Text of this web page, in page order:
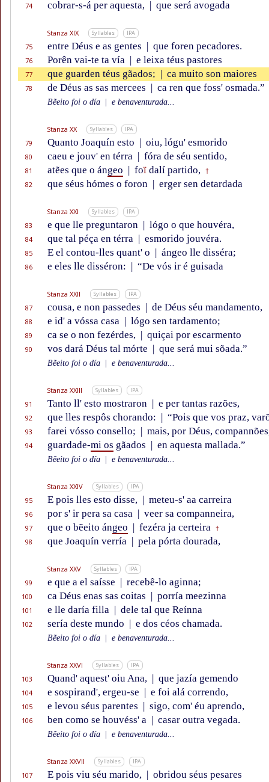
74 cobrar-s-á per aquesta, | que será avogada
Stanza XIX Syllables IPA
75 entre Déus e as gentes | que foren pecadores.
76 Porên vai-te ta vía | e leixa téus pastores
77 que guarden téus gãados; | ca muito son maiores
78 de Déus as sas mercees | ca ren que foss' osmada.”
Bẽeito foi o día e benaventurada...
Stanza XX Syllables IPA
79 Quanto Joaquín esto | oiu, lógu' esmorido
80 caeu e jouv' en térra | fóra de séu sentido,
81 atẽes que o ángeo | foï dalí partido, †
82 que séus hómes o foron | erger sen detardada
Stanza XXI Syllables IPA
83 e que lle preguntaron | lógo o que houvéra,
84 que tal péça en térra | esmorido jouvéra.
85 E el contou-lles quant' o | ángeo lle disséra;
86 e eles lle disséron: | “De vós ir é guisada
Stanza XXII Syllables IPA
87 cousa, e non passedes | de Déus séu mandamento,
88 e id' a vóssa casa | lógo sen tardamento;
89 ca se o non fezérdes, | quiçai por escarmento
90 vos dará Déus tal mórte | que será mui sõada.”
Bẽeito foi o día e benaventurada...
Stanza XXIII Syllables IPA
91 Tanto ll' esto mostraron | e per tantas razões,
92 que lles respôs chorando: | “Pois que vos praz,
93 farei vósso consello; | mais, por Déus,
94 guardade-mi os gãados | en aquesta mallada.”
Bẽeito foi o día e benaventurada...
Stanza XXIV Syllables IPA
95 E pois lles esto disse, | meteu-s' aa carreira
96 por s' ir pera sa casa | veer sa companneira,
97 que o bẽeito ángeo | fezéra ja certeira †
98 que Joaquín verría | pela pórta dourada,
Stanza XXV Syllables IPA
99 e que a el saísse | recebê-lo aginna;
100 ca Déus enas sas coitas | porría meezinna
101 e lle daría filla | dele tal que Reínna
102 sería deste mundo | e dos céos chamada.
Bẽeito foi o día e benaventurada...
Stanza XXVI Syllables IPA
103 Quand' aquest' oiu Ana, | que jazía gemendo
104 e sospirand', ergeu-se | e foi alá correndo,
105 e levou séus parentes | sigo, com' éu aprendo,
106 ben como se houvéss' a | casar outra vegada.
Bẽeito foi o día e benaventurada...
Stanza XXVII Syllables IPA
107 E pois viu séu marido, | obridou séus pesares